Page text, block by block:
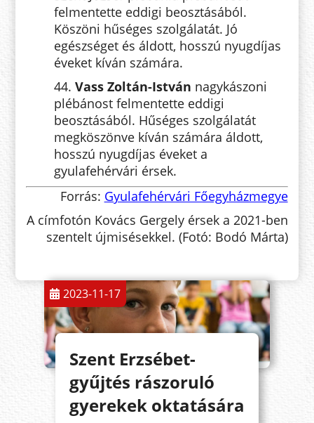
felmentette eddigi beosztásából.
Köszöni hűséges szolgálatát. Jó
egészséget és áldott, hosszú nyugdíjas
éveket kíván számára.
44. Vass Zoltán-István nagykászoni
plébánost felmentette eddigi
beosztásából. Hűséges szolgálatát
megköszönve kíván számára áldott,
hosszú nyugdíjas éveket a
gyulafehérvári érsek.
Forrás: Gyulafehérvári Főegyházmegye
A címfotón Kovács Gergely érsek a 2021-ben
szentelt újmisésekkel. (Fotó: Bodó Márta)
2023-11-17
Szent Erzsébet-
gyűjtés rászoruló
gyerekek oktatására